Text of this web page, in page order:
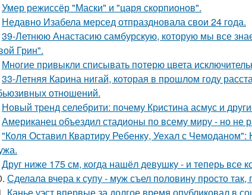
Умер режиссёр "Маски" и "царя скорпионов".
Недавно Изабела мерсед отпраздновала свои 24 года.
39-Летнюю Анастасию самбурскую, которую мы все
Грин".
Многие привыкли списывать потерю цвета
33-Летняя Карина нигай, которая в прошлом году
отношений.
Новый тренд селебрити: почему Кристина асмус и
Американец объездил стадионы по всему миру - но не
"Коля Оставил Квартиру Ребенку, Уехал с
Друг ниже 175 см, когда нашёл девушку - и теперь все
Сделала вчера к супу - муж съел половину просто так,